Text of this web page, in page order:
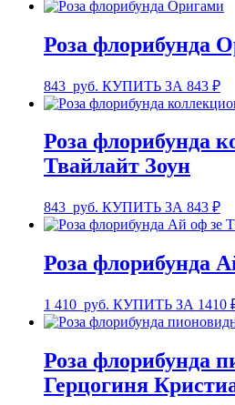
Роза флорибунда
843 руб. КУПИТЬ ЗА 843 ₽
Роза флорибунда
Твайлайт Зоун
843 руб. КУПИТЬ ЗА 843 ₽
Роза флорибунда
1 410 руб. КУПИТЬ ЗА 1410
Роза флорибунда
Герцогиня